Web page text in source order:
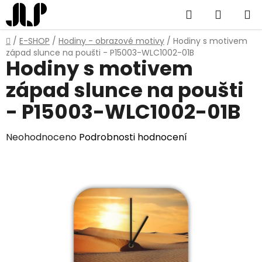
Přejít
na
obsah
Hledat
KOŠÍK
Domů
/ E-SHOP / Hodiny - obrazové motivy / Hodiny s motivem
západ slunce na poušti - P15003-WLC1002-01B
Hodiny s motivem
západ slunce na poušti
- P15003-WLC1002-01B
Průměrné
Neohodnoceno Podrobnosti hodnocení